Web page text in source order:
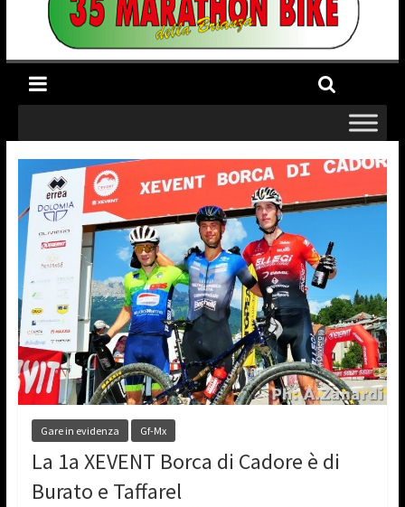
Gare in evidenza Gf-Mx
La 1a XEVENT Borca di Cadore è di
Burato e Taffarel